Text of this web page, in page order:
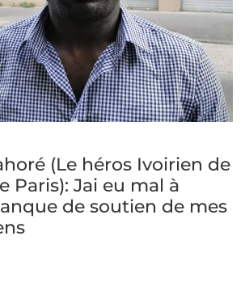
(Le héros Ivoirien de
Paris): Jai eu mal à
de soutien de mes